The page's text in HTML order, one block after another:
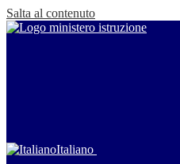
Salta al contenuto
Italiano